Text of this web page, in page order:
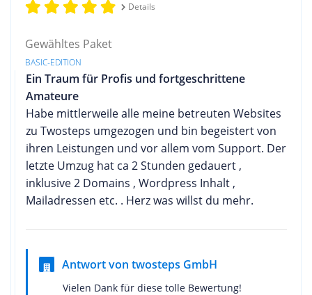
Details
Gewähltes Paket
BASIC-EDITION
Ein Traum für Profis und fortgeschrittene
Amateure
Habe mittlerweile alle meine betreuten Websites
zu Twosteps umgezogen und bin begeistert von
ihren Leistungen und vor allem vom Support. Der
letzte Umzug hat ca 2 Stunden gedauert ,
inklusive 2 Domains , Wordpress Inhalt ,
Mailadressen etc. . Herz was willst du mehr.
Antwort von twosteps GmbH
Vielen Dank für diese tolle Bewertung!